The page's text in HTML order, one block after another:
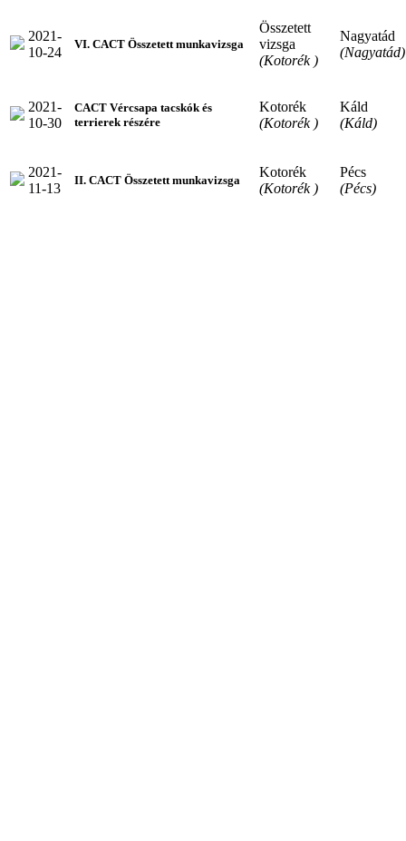
2021-
10-24
VI. CACT Összetett munkavizsga
Összetett
vizsga
(Kotorék )
Nagyatád
(Nagyatád)
2021-
10-30
CACT Vércsapa tacskók és
terrierek részére
Kotorék
(Kotorék )
Káld
(Káld)
2021-
11-13
II. CACT Összetett munkavizsga
Kotorék
(Kotorék )
Pécs
(Pécs)